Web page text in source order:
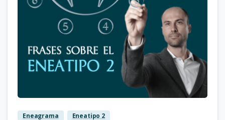
Eneagrama Eneatipo 2